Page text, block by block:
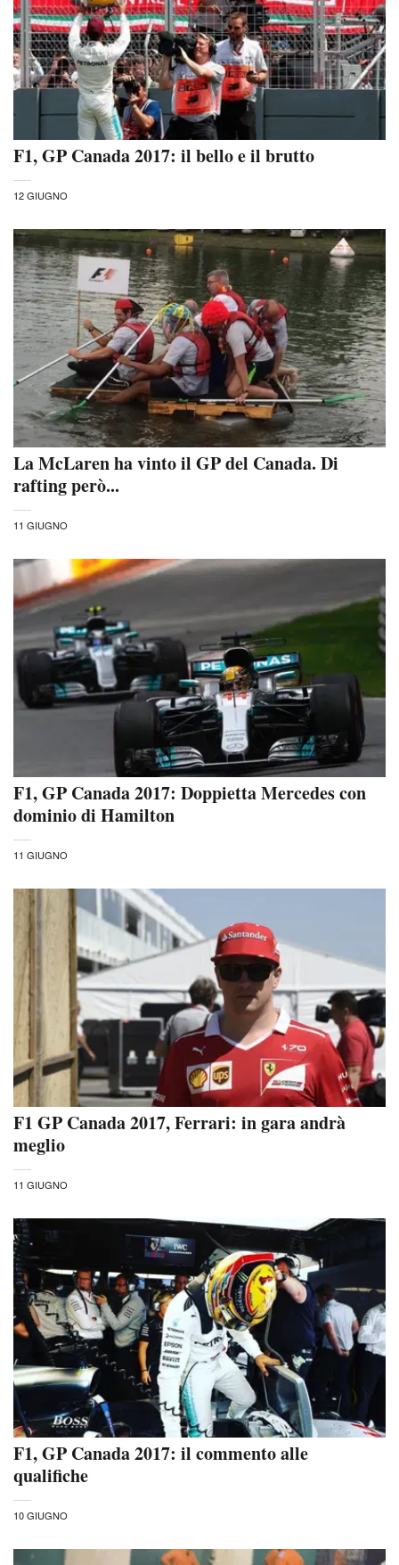
F1, GP Canada 2017: il bello e il brutto
12 GIUGNO
La McLaren ha vinto il GP del Canada. Di
rafting però...
11 GIUGNO
F1, GP Canada 2017: Doppietta Mercedes con
dominio di Hamilton
11 GIUGNO
F1 GP Canada 2017, Ferrari: in gara andrà
meglio
11 GIUGNO
F1, GP Canada 2017: il commento alle
qualifiche
10 GIUGNO